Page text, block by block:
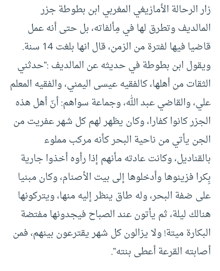
زار الرحالة الأمازيغي المغربي ابن بطوطة جزر
المالديف وتطرق لها في مِألفاته، بل حتى أنه عمل
قاضيا فيها لفترة من الزمن، قال انها بلغت 14 سنة.
ويقول ابن بطوطة في حديثه عن المالديف :”حدثني
الثقات من أهلها، كالفقيه عيسى اليمني، والفقيه المعلم
علي، والقاضي عبد الله، وجماعة سواهم: أنّ أهل هذه
الجزر كانوا كفارا، وكان يظهر لهم كل شهر عفريت من
الجن يأتي من ناحية البحر كأنه مركب مملوء
بالقناديل، وكانت عادته مأنهم إذا رأوه أخذوا جارية
بِكرا فزينوها وأدخلوها إلى بيت الأصنام، وكان مبنيا
على ضفة البحر، وله طاق ينظر إليه منها، ويتركونها
هنالك ليلة، ثم يأتون عند الصباح فيجدونها مفتضة
البكارة ميتة! ولا يزالون كل شهر يقترعون بينهم، فمن
أصابته القرعة أعطى بنته”.